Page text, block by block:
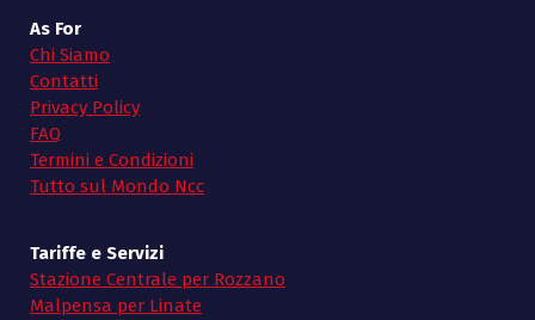
As For
Chi Siamo
Contatti
Privacy Policy
FAQ
Termini e Condizioni
Tutto sul Mondo Ncc
Tariffe e Servizi
Stazione Centrale per Rozzano
Malpensa per Linate